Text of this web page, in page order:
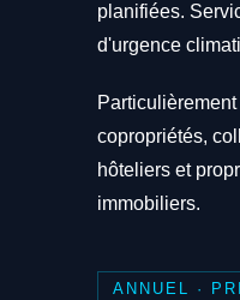
planifiées.
d'urgence
copropriétés,
hôteliers et
immobiliers.
ANNUEL ·